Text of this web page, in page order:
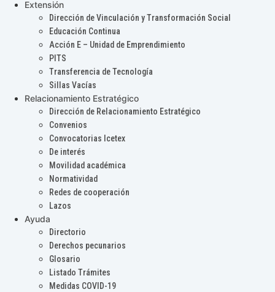
Extensión
Dirección de Vinculación y Transformación Social
Educación Continua
Acción E – Unidad de Emprendimiento
PITS
Transferencia de Tecnología
Sillas Vacías
Relacionamiento Estratégico
Dirección de Relacionamiento Estratégico
Convenios
Convocatorias Icetex
De interés
Movilidad académica
Normatividad
Redes de cooperación
Lazos
Ayuda
Directorio
Derechos pecunarios
Glosario
Listado Trámites
Medidas COVID-19